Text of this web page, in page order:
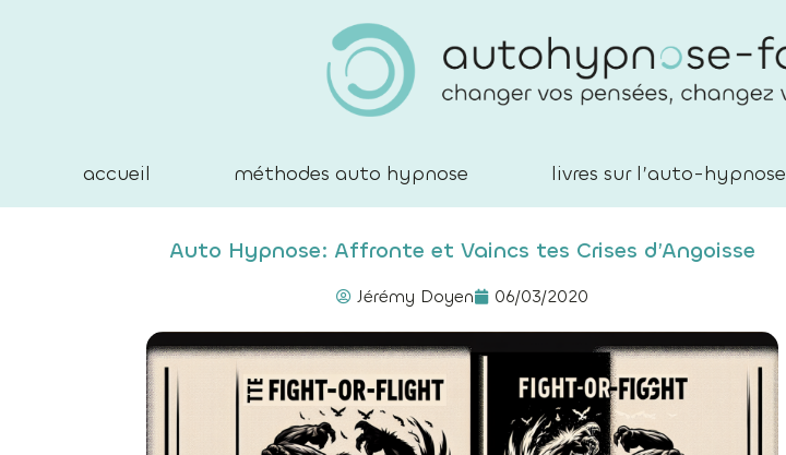
accueil méthodes auto hypnose livres sur l’auto-hypnose
Auto Hypnose: Affronte et Vaincs tes Crises d’Angoisse
Jérémy Doyen 06/03/2020